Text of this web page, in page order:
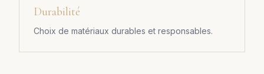
Durabilité
Choix de matériaux durables et responsables.